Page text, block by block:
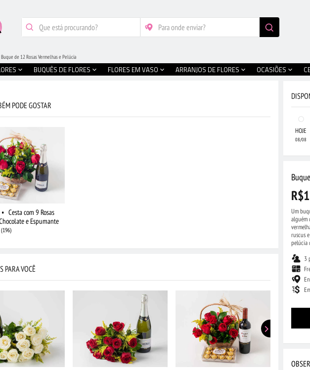
BUQUÊS DE FLORES FLORES EM VASO ARRANJOS DE FLORES OCASIÕES
Buque de 12 Rosas Vermelhas e Pelúcia
PODE GOSTAR
• Cesta com 9 Rosas
e Espumante
(196)
PARA VOCÊ
HOJE
08/08
Um
alguém
ruscus
pelúcia
3